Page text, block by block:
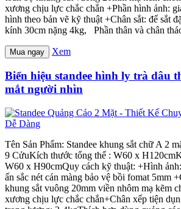
xương chịu lực chắc chắn +Phần hình ảnh:
hình theo bản vẽ kỹ thuật +Chân sắt: đế sắt
kính 30cm nặng 4kg, Phần thân và chân
Mua ngay Xem
Biển hiệu standee hình ly trà dâu
mắt người nhìn
Tên Sản Phẩm: Standee khung sắt chữ A 2
9 CửuKích thước tổng thể : W60 x
W60 x H90cmQuy cách kỹ thuật: +Hình
ấn sắc nét cán màng bảo vệ bồi fomat 5mm
khung sắt vuông 20mm viền nhôm mạ kẽm
xương chịu lực chắc chắn+Chân xếp tiện